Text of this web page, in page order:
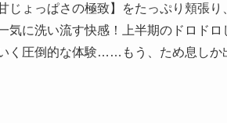
じょっぱさの極致】をたっぷり頬張
気に洗い流す快感！上半期のドロド
く圧倒的な体験……もう、ため息しか